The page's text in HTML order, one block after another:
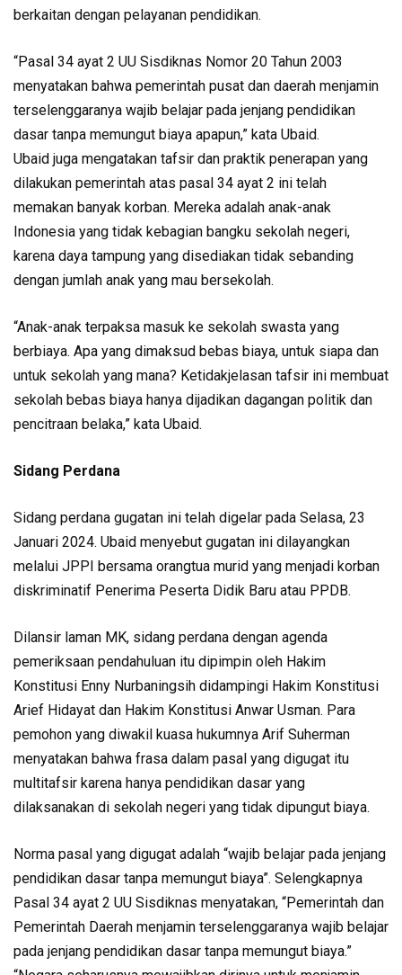
berkaitan dengan pelayanan pendidikan.
“Pasal 34 ayat 2 UU Sisdiknas Nomor 20 Tahun 2003
menyatakan bahwa pemerintah pusat dan daerah menjamin
terselenggaranya wajib belajar pada jenjang pendidikan
dasar tanpa memungut biaya apapun,” kata Ubaid.
Ubaid juga mengatakan tafsir dan praktik penerapan yang
dilakukan pemerintah atas pasal 34 ayat 2 ini telah
memakan banyak korban. Mereka adalah anak-anak
Indonesia yang tidak kebagian bangku sekolah negeri,
karena daya tampung yang disediakan tidak sebanding
dengan jumlah anak yang mau bersekolah.
“Anak-anak terpaksa masuk ke sekolah swasta yang
berbiaya. Apa yang dimaksud bebas biaya, untuk siapa dan
untuk sekolah yang mana? Ketidakjelasan tafsir ini membuat
sekolah bebas biaya hanya dijadikan dagangan politik dan
pencitraan belaka,” kata Ubaid.
Sidang Perdana
Sidang perdana gugatan ini telah digelar pada Selasa, 23
Januari 2024. Ubaid menyebut gugatan ini dilayangkan
melalui JPPI bersama orangtua murid yang menjadi korban
diskriminatif Penerima Peserta Didik Baru atau PPDB.
Dilansir laman MK, sidang perdana dengan agenda
pemeriksaan pendahuluan itu dipimpin oleh Hakim
Konstitusi Enny Nurbaningsih didampingi Hakim Konstitusi
Arief Hidayat dan Hakim Konstitusi Anwar Usman. Para
pemohon yang diwakil kuasa hukumnya Arif Suherman
menyatakan bahwa frasa dalam pasal yang digugat itu
multitafsir karena hanya pendidikan dasar yang
dilaksanakan di sekolah negeri yang tidak dipungut biaya.
Norma pasal yang digugat adalah “wajib belajar pada jenjang
pendidikan dasar tanpa memungut biaya”. Selengkapnya
Pasal 34 ayat 2 UU Sisdiknas menyatakan, “Pemerintah dan
Pemerintah Daerah menjamin terselenggaranya wajib belajar
pada jenjang pendidikan dasar tanpa memungut biaya.”